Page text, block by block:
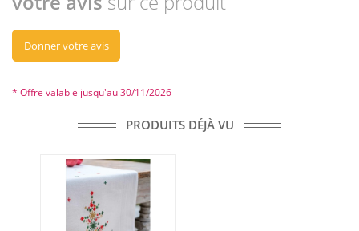
Donner votre avis
* Offre valable jusqu'au 30/11/2026
PRODUITS DÉJÀ VU